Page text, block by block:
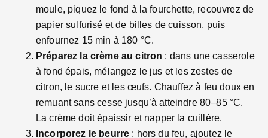
moule, piquez le fond à la fourchette, recouvrez de
papier sulfurisé et de billes de cuisson, puis
enfournez 15 min à 180 °C.
Préparez la crème au citron : dans une casserole
à fond épais, mélangez le jus et les zestes de
citron, le sucre et les œufs. Chauffez à feu doux en
remuant sans cesse jusqu’à atteindre 80–85 °C.
La crème doit épaissir et napper la cuillère.
Incorporez le beurre : hors du feu, ajoutez le